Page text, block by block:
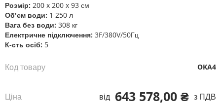
зображень
Розмір: 200 x 200 x 93 см
Об'єм води: 1 250 л
Вага без води: 308 кг
Електричне підключення: 3F/380V/50Гц
К-сть осіб: 5
643 578,00 ₴ з ПДВ
Ціна від
Код товару OKA4